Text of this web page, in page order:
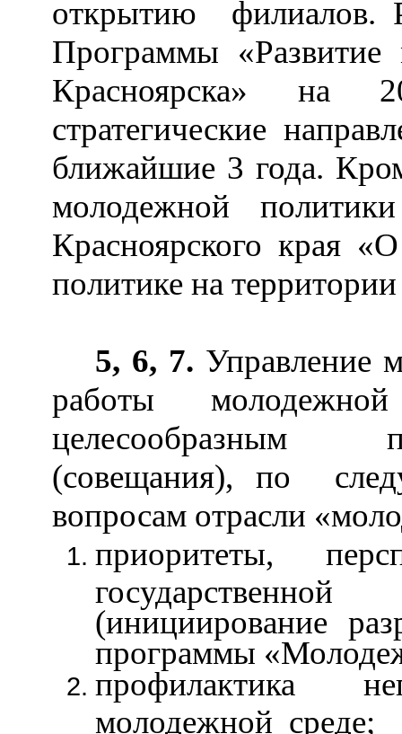
открытию филиалов.
Программы «Развитие
Красноярска» на
стратегические
ближайшие 3 года.
молодежной
Красноярского края
политике на
5, 6, 7. Управление
работы
целесообразным
(совещания), по
вопросам отрасли
приоритеты,
(инициирование
программы
профилактика
молодежной среде;